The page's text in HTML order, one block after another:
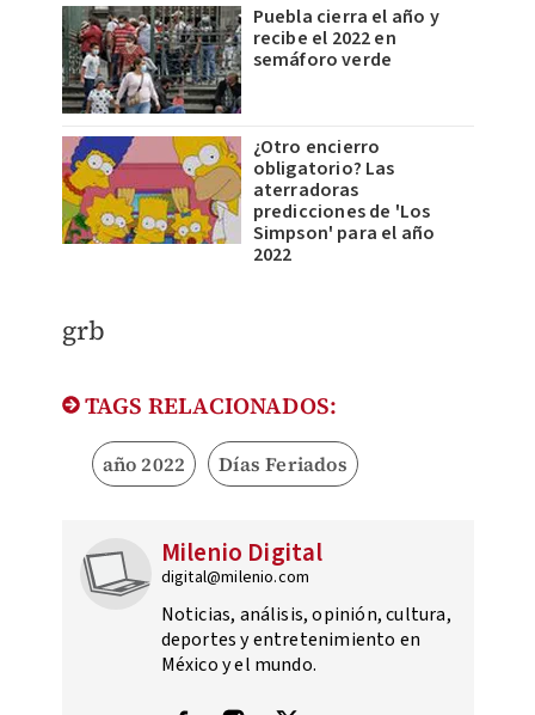
Puebla cierra el año y
recibe el 2022 en
semáforo verde
¿Otro encierro
obligatorio? Las
aterradoras
predicciones de 'Los
Simpson' para el año
2022
grb
TAGS RELACIONADOS:
año 2022 Días Feriados
Milenio Digital
digital@milenio.com
Noticias, análisis, opinión, cultura,
deportes y entretenimiento en
México y el mundo.